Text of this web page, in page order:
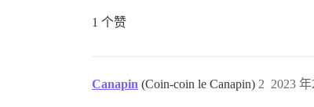
1 个赞
Canapin (Coin-coin le Canapin) 2023
2